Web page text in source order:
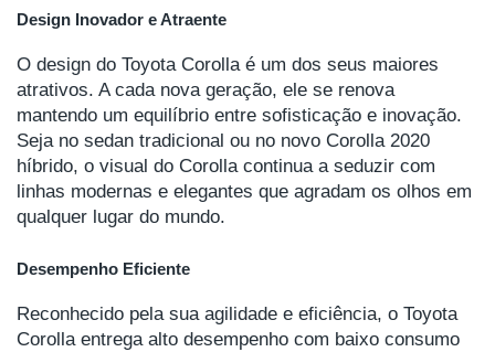
Design Inovador e Atraente
O design do Toyota Corolla é um dos seus maiores
atrativos. A cada nova geração, ele se renova
mantendo um equilíbrio entre sofisticação e inovação.
Seja no sedan tradicional ou no novo Corolla 2020
híbrido, o visual do Corolla continua a seduzir com
linhas modernas e elegantes que agradam os olhos em
qualquer lugar do mundo.
Desempenho Eficiente
Reconhecido pela sua agilidade e eficiência, o Toyota
Corolla entrega alto desempenho com baixo consumo